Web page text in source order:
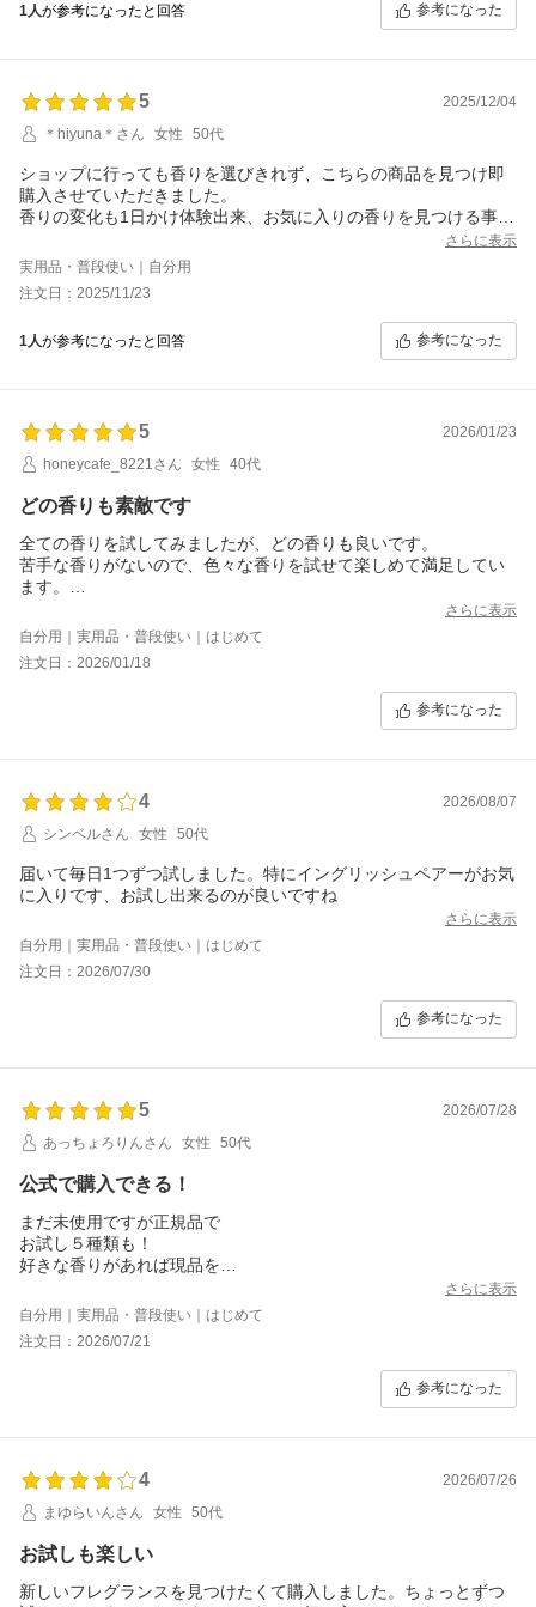
1人が参考になったと回答 参考になった
5
2025/12/04
＊hiyuna＊さん
女性 50代
ショップに行っても香りを選びきれず、こちらの商品を見つけ即
購入させていただきました。
香りの変化も1日かけ体験出来、お気に入りの香りを見つける事が
おまけに4000円OFF couponまでついていて本当に大満足です。
さらに表示
実用品・普段使い｜自分用
注文日：2025/11/23
1人が参考になったと回答 参考になった
5
2026/01/23
honeycafe_8221さん
女性 40代
どの香りも素敵です
全ての香りを試してみましたが、どの香りも良いです。
苦手な香りがないので、色々な香りを試せて楽しめて満足してい
ます。
バトルが小さくて使いにくい所が気になりすが、お試し商品なの
で仕方ないかなと思います。
梱包がとても立派で丁寧で良かったのですが、商品のサイズを考
えると過剰包装な感じもしたのでもう少しコンパクトな梱包でも
さらに表示
自分用｜実用品・普段使い｜はじめて
注文日：2026/01/18
参考になった
4
2026/08/07
シンベルさん
女性 50代
届いて毎日1つずつ試しました。特にイングリッシュペアーがお気
さらに表示
自分用｜実用品・普段使い｜はじめて
注文日：2026/07/30
参考になった
5
2026/07/28
あっちょろりんさん
女性 50代
公式で購入できる！
まだ未使用ですが正規品で
お試し５種類も！
好きな香りがあれば現品を
ありがとうございます！
さらに表示
自分用｜実用品・普段使い｜はじめて
注文日：2026/07/21
参考になった
4
2026/07/26
まゆらいんさん
女性 50代
お試しも楽しい
新しいフレグランスを見つけたくて購入しました。ちょっとずつ